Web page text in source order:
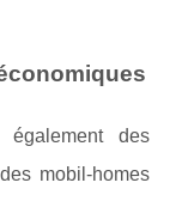
des
mobil-homes